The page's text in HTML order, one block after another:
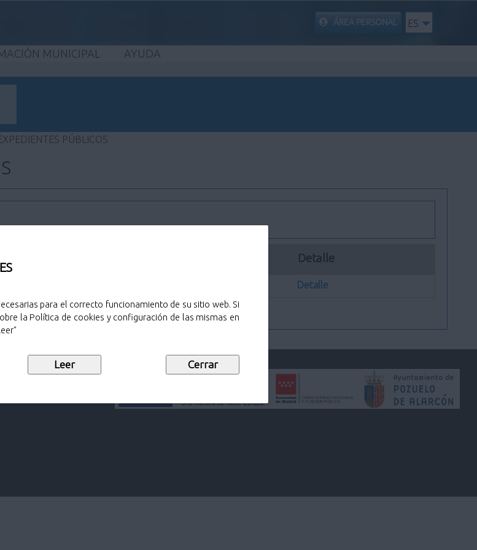
para el correcto funcionamiento de su sitio web. Si
la Política de cookies y configuración de las mismas en
ÁREA PERSONAL ES
MUNICIPAL AYUDA
PÚBLICOS
Detalle
Detalle